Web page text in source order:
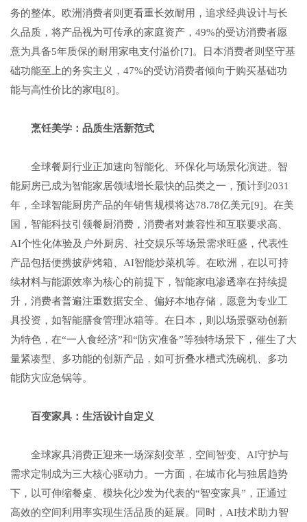
务的整体。欧洲消费者则更看重长效耐用，追求经典设计与长
久品质，将产品视为可传承的家庭资产，49%的受访消费者愿
意为具备5年质保的耐用家电支付溢价[7]。日本消费者则坚守基
础功能至上的务实主义，47%的受访消费者倾向于购买基础功
能与高性价比的家电[8]。
烹饪美学： 品质生活新范式
全球餐厨行业正加速向智能化、环保化与场景化演进。智
能厨房已成为智能家居领域增长最快的品类之一，预计到2031
年，全球智能厨房产品的年销售规模将达78.78亿美元[9]。在美
国，智能科技引领餐厨消费，消费者对兼容性和互联要求高、
AI个性化体验及户外厨房、社交娱乐等场景需求旺盛，代表性
产品包括便携披萨烤箱、AI智能炒菜机等。在欧洲，在以可持
续材料与能源效率为核心的前提下，智能家电渗透率在持续提
升，消费者普遍注重数据安全、偏好本地存储，愿意为专业工
具投资，如智能膳食管理冰箱等。在日本，则以场景驱动创新
为特色，在“一人食经济”和“防灾准备”等独特场景下，催生了大
量紧凑型、多功能的创新产品，如可折叠水槽式洗碗机、多功
能防灾应急锅等。
百变家具：生活设计自定义
全球家具消费正迎来一场深刻变革，空间智变、AI守护与
需求定制成为三大核心驱动力。一方面，在城市化与独居趋势
下，以可伸缩餐桌、模块化沙发为代表的“智变家具”，正通过
高效的空间利用率实现生活品质的延展。同时，AI技术助力智